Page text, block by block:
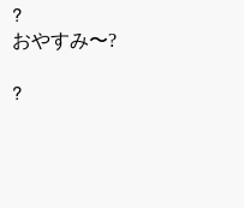
?
おやすみ〜?
?